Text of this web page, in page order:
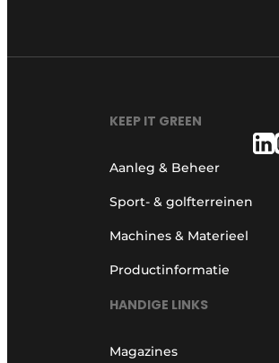
KEEP IT GREEN
Aanleg & Beheer
Sport- & golfterreinen
Machines & Materieel
Productinformatie
HANDIGE LINKS
Magazines